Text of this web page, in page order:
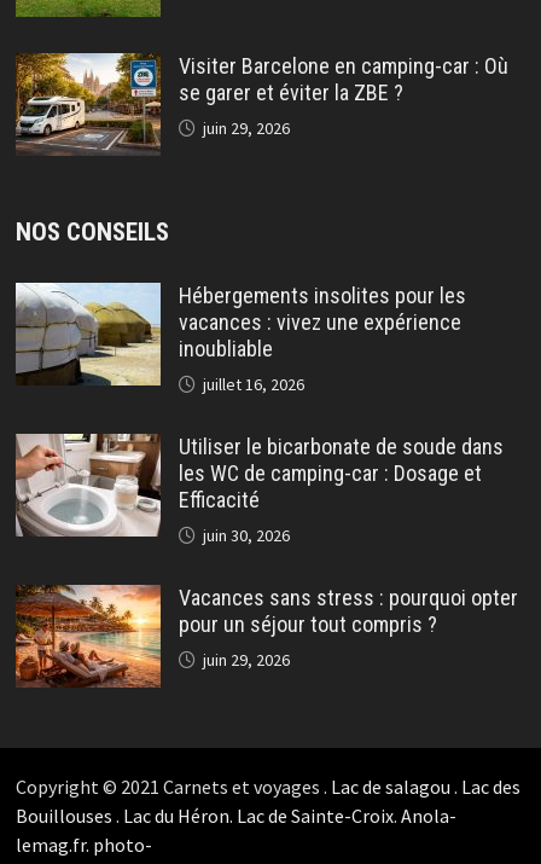
Visiter Barcelone en camping-car : Où
se garer et éviter la ZBE ?
juin 29, 2026
NOS CONSEILS
Hébergements insolites pour les
vacances : vivez une expérience
inoubliable
juillet 16, 2026
Utiliser le bicarbonate de soude dans
les WC de camping-car : Dosage et
Efficacité
juin 30, 2026
Vacances sans stress : pourquoi opter
pour un séjour tout compris ?
juin 29, 2026
Copyright © 2021 Carnets et voyages . Lac de salagou . Lac des
Bouillouses . Lac du Héron. Lac de Sainte-Croix.Anola-
lemag.fr. photo-